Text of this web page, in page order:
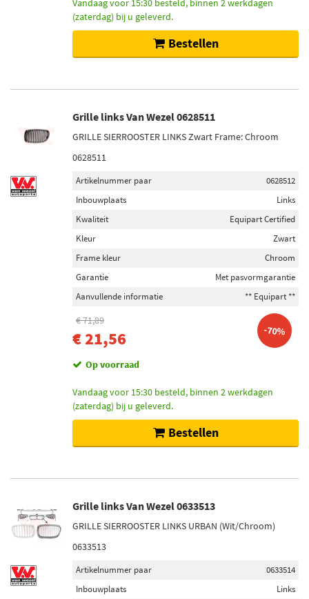
Vandaag voor 15:30 besteld, binnen 2 werkdagen
(zaterdag) bij u geleverd.
Bestellen
Grille links Van Wezel 0628511
GRILLE SIERROOSTER LINKS Zwart Frame: Chroom
0628511
Artikelnummer paar
0628512
Inbouwplaats
Links
Kwaliteit
Equipart Certified
Kleur
Zwart
Frame kleur
Chroom
Garantie
Met pasvormgarantie
Aanvullende informatie
** Equipart **
€ 71,89
€ 21,56 -70%
Op voorraad
Vandaag voor 15:30 besteld, binnen 2 werkdagen
(zaterdag) bij u geleverd.
Bestellen
Grille links Van Wezel 0633513
GRILLE SIERROOSTER LINKS URBAN (Wit/Chroom)
0633513
Artikelnummer paar
0633514
Inbouwplaats
Links